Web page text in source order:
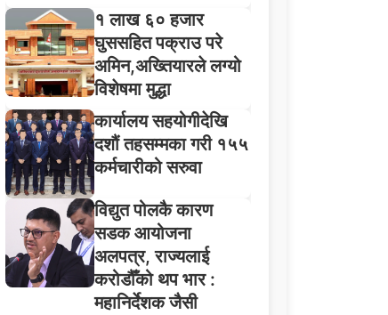
१ लाख ६० हजार
घुससहित पक्राउ परे
अमिन,अख्तियारले लग्यो
विशेषमा मुद्धा
कार्यालय सहयोगीदेखि
दशौं तहसम्मका गरी १५५
कर्मचारीको सरुवा
विद्युत पोलकै कारण
सडक आयोजना
अलपत्र, राज्यलाई
करोडौँको थप भार :
महानिर्देशक जैसी